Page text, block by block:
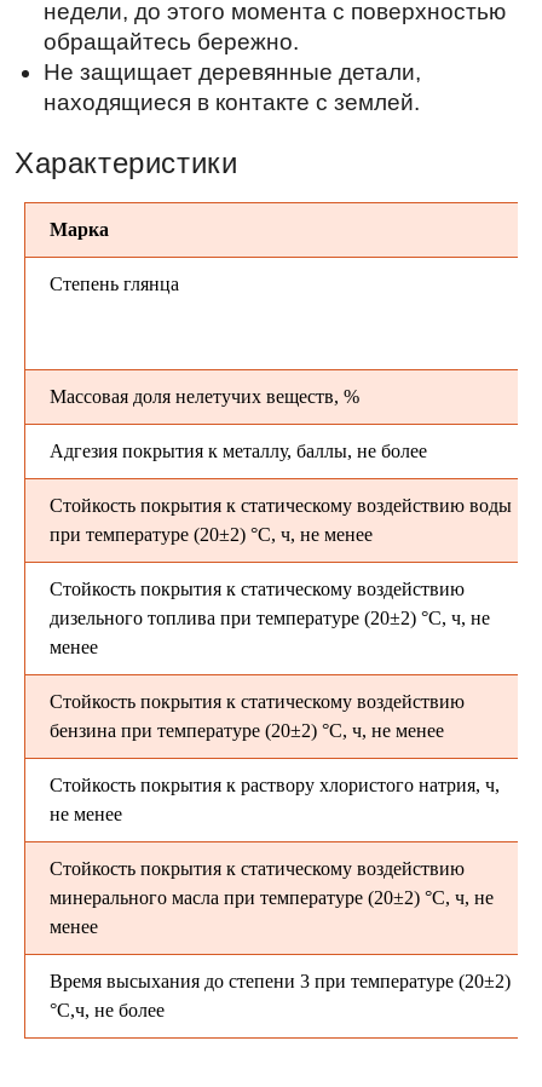
Марка
Степень глянца
Массовая доля нелетучих веществ, %
Адгезия покрытия к металлу, баллы, не более
Стойкость покрытия к статическому воздействию воды
при температуре (20±2) °С, ч, не менее
Стойкость покрытия к статическому воздействию
дизельного топлива при температуре (20±2) °С, ч, не
менее
Стойкость покрытия к статическому воздействию
бензина при температуре (20±2) °С, ч, не менее
Стойкость покрытия к раствору хлористого натрия, ч,
не менее
Стойкость покрытия к статическому воздействию
минерального масла при температуре (20±2) °С, ч, не
менее
Время высыхания до степени 3 при температуре (20±2)
°С,ч, не более